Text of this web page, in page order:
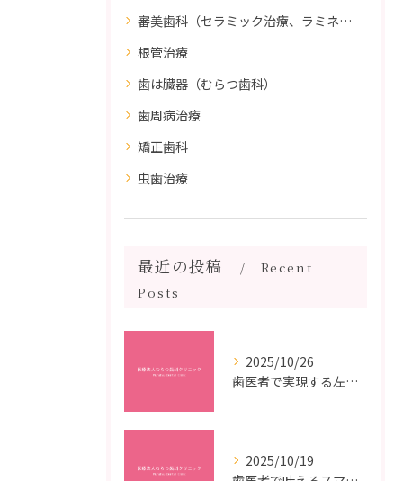
審美歯科（セラミック治療、ラミネートべニア、ダイレクトボンディング）
根管治療
歯は臓器（むらつ歯科）
歯周病治療
矯正歯科
虫歯治療
最近の投稿
Recent
Posts
2025/10/26
歯医者で実現する左右対称治療のポイントと矯正治療選びの疑問解決ガイド
2025/10/19